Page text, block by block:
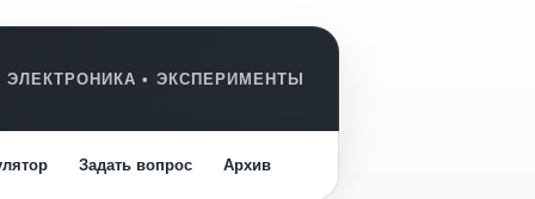
Задать вопрос Архив